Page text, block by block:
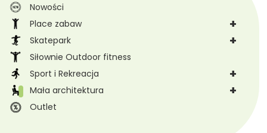
Nowości
+
Place zabaw
+
Skatepark
Siłownie Outdoor fitness
+
Sport i Rekreacja
+
Mała architektura
Outlet